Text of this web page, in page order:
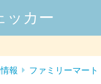
ッカー
報 ファミリーマート